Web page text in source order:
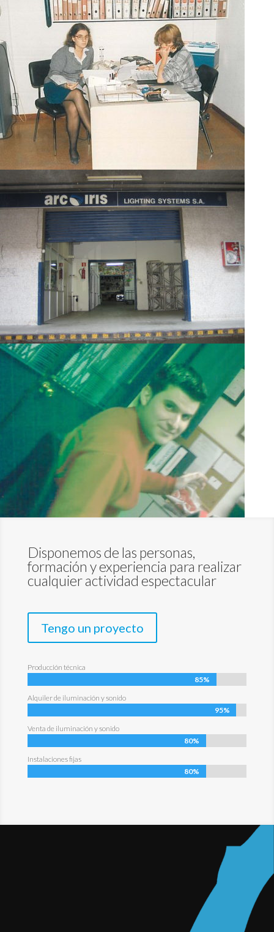
Disponemos de las personas,
formación y experiencia para realizar
cualquier actividad espectacular
Tengo un proyecto
Producción técnica
85%
Alquiler de iluminación y sonido
95%
Venta de iluminación y sonido
80%
Instalaciones fijas
80%